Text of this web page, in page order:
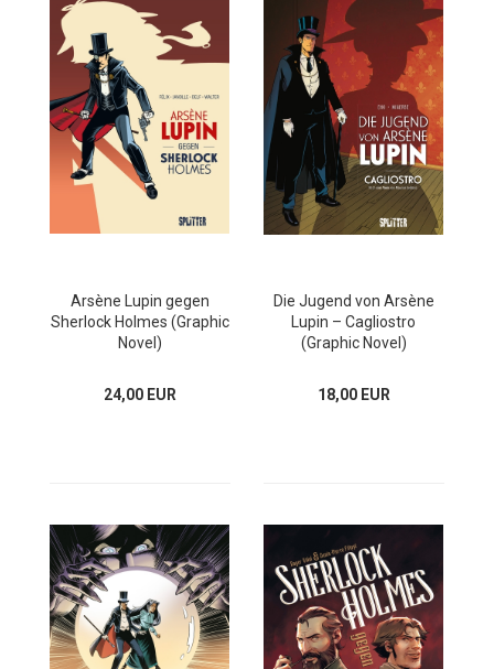
Arsène Lupin gegen
Sherlock Holmes (Graphic
Novel)
24,00 EUR
Die Jugend von Arsène
Lupin – Cagliostro
(Graphic Novel)
18,00 EUR